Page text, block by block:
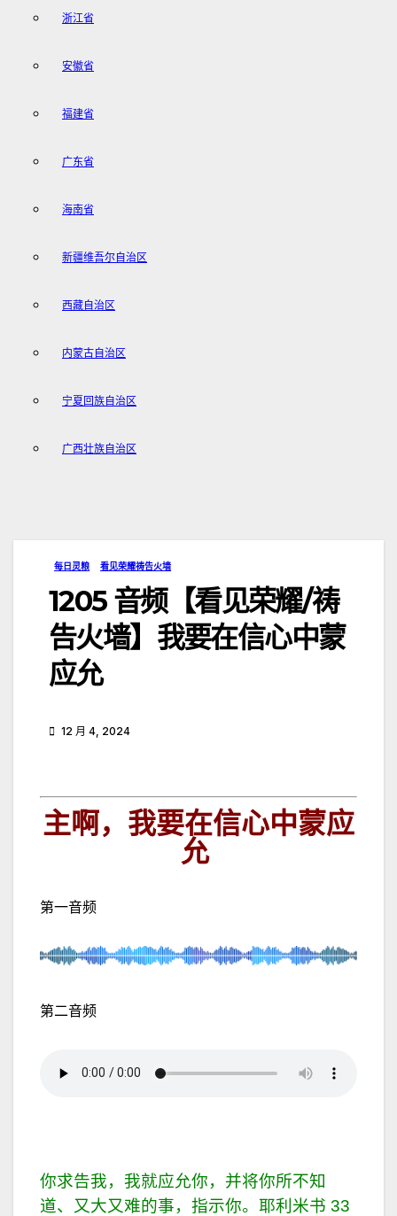
浙江省
安徽省
福建省
广东省
海南省
新疆维吾尔自治区
西藏自治区
内蒙古自治区
宁夏回族自治区
广西壮族自治区
每日灵粮 看见荣耀祷告火墙
1205 音频【看见荣耀/祷
告火墙】我要在信心中蒙
应允
12 月 4, 2024
主啊，我要在信心中蒙应
允
第一音频
第二音频
你求告我，我就应允你，并将你所不知
道、又大又难的事，指示你。耶利米书 33